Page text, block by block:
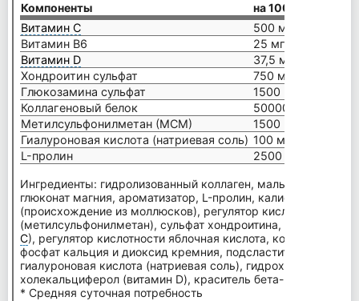
Компоненты
на 100 г
Витамин С
500 мг = 625 %*
Витамин В6
25 мг = 1786 %*
Витамин D
37,5 мкг = 750 %*
Хондроитин сульфат
750 мг
Глюкозамина сульфат
1500 мг
Коллагеновый белок
50000 мг
Метилсульфонилметан (МСМ)
1500 мг
Гиалуроновая кислота (натриевая соль) 100 мг
L-пролин
2500 мг
Ингредиенты: гидролизованный коллаген, мальтодекстрин,
глюконат магния, ароматизатор, L-пролин, калиевая соль
(происхождение из моллюсков), регулятор кислотности
(метилсульфонилметан), сульфат хондроитина, L-
С), регулятор кислотности яблочная кислота, концентрат
фосфат кальция и диоксид кремния, подсластители
гиалуроновая кислота (натриевая соль), гидрохлорид
холекальциферол (витамин D), краситель бета-каротин.
* Средняя суточная потребность